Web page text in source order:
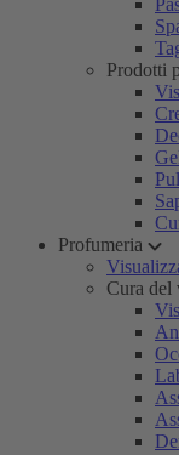
Prodotti
Profumeria
Cura del